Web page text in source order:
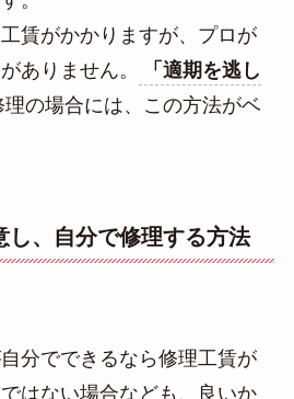
賃がかかりますが、プロが
ありません。
「適期を逃し
理の場合には、この方法がベ
し、自分で修理する方法
分でできるなら修理工賃が
はない場合なども、良いか